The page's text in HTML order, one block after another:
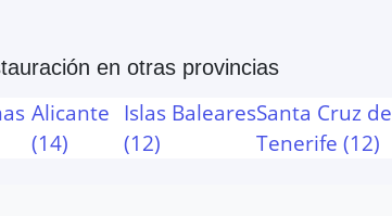
en otras provincias
Alicante
(14)
Islas Baleares
(12)
Santa Cruz de
Tenerife (12)